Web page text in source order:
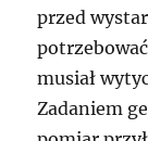
przed
musiał
Zadaniem